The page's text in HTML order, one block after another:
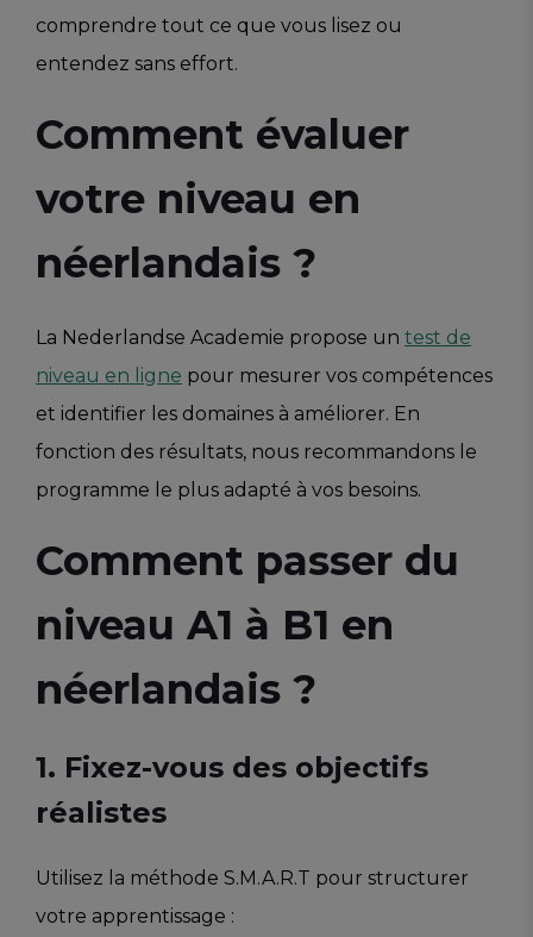
comprendre tout ce que vous lisez ou
entendez sans effort.
Comment évaluer
votre niveau en
néerlandais ?
La Nederlandse Academie propose un test de
niveau en ligne pour mesurer vos compétences
et identifier les domaines à améliorer. En
fonction des résultats, nous recommandons le
programme le plus adapté à vos besoins.
Comment passer du
niveau A1 à B1 en
néerlandais ?
1. Fixez-vous des objectifs
réalistes
Utilisez la méthode S.M.A.R.T pour structurer
votre apprentissage :